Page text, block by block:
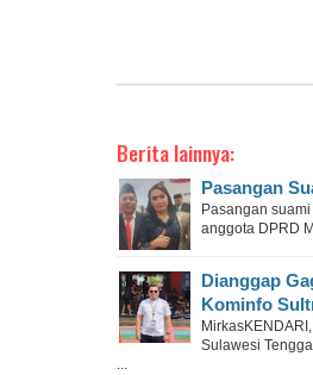
Berita lainnya:
Pasangan
Pasangan
anggota DPRD
Dianggap
Kominfo
Sulawesi
...